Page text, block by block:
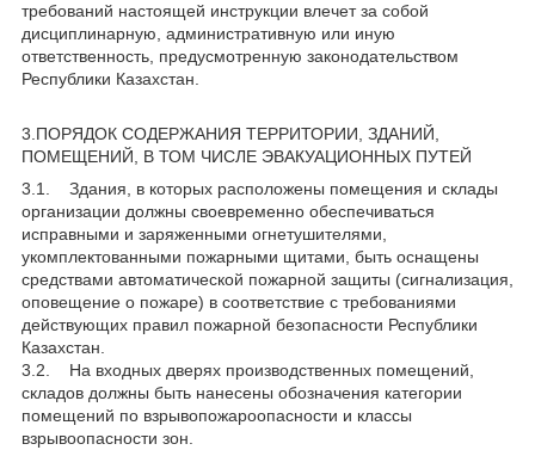
требований настоящей инструкции влечет за собой
дисциплинарную, административную или иную
ответственность, предусмотренную законодательством
Республики Казахстан.
3.ПОРЯДОК СОДЕРЖАНИЯ ТЕРРИТОРИИ, ЗДАНИЙ,
ПОМЕЩЕНИЙ, В ТОМ ЧИСЛЕ ЭВАКУАЦИОННЫХ ПУТЕЙ
3.1. Здания, в которых расположены помещения и склады
организации должны своевременно обеспечиваться
исправными и заряженными огнетушителями,
укомплектованными пожарными щитами, быть оснащены
средствами автоматической пожарной защиты (сигнализация,
оповещение о пожаре) в соответствие с требованиями
действующих правил пожарной безопасности Республики
Казахстан.
3.2. На входных дверях производственных помещений,
складов должны быть нанесены обозначения категории
помещений по взрывопожароопасности и классы
взрывоопасности зон.